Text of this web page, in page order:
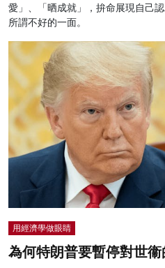
愛」、「晒成就」，拚命展現自己
所謂不好的一面。
用經濟學做眼睛
為何特朗普要暫停對世衞